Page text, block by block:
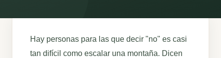
Hay personas para las que decir "no" es casi
tan difícil como escalar una montaña. Dicen